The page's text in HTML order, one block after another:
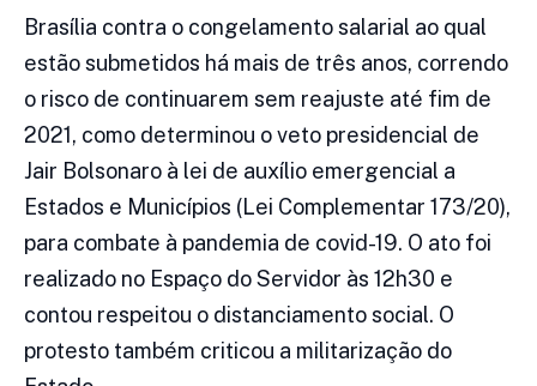
Brasília contra o congelamento salarial ao qual
estão submetidos há mais de três anos, correndo
o risco de continuarem sem reajuste até fim de
2021, como determinou o veto presidencial de
Jair Bolsonaro à lei de auxílio emergencial a
Estados e Municípios (Lei Complementar 173/20),
para combate à pandemia de covid-19. O ato foi
realizado no Espaço do Servidor às 12h30 e
contou respeitou o distanciamento social. O
protesto também criticou a militarização do